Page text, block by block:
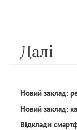
Далi
Новий заклад:
Новий заклад:
Відклади